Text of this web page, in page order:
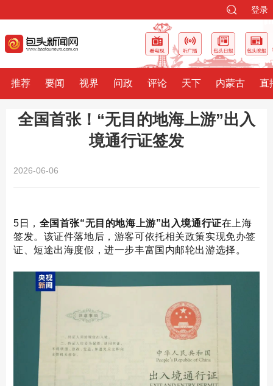
登录
推荐 要闻 视界 问政 评论 天下 内蒙古 直
全国首张！“无目的地海上游”出入
境通行证签发
2026-06-06
5日， 全国首张“无目的地海上游”出入境通行证在上海
签发。该证件落地后，游客可依托相关政策实现免办签
证、短途出海度假，进一步丰富国内邮轮出游选择。